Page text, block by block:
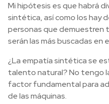
Mi hipótesis es que habrá
sintética, así como los hay
personas que demuestren
serán las más buscadas en
¿La empatía sintética se
talento natural? No tengo
factor fundamental para
de las máquinas.